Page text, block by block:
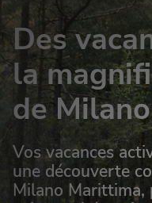
Des
la
de
Vos vacances
une découverte
Milano Marittima,